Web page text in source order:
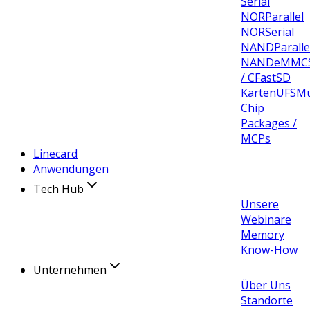
NORParallel
NORSerial
NAND
NANDeMMC
/ CFastSD
KartenUFS
Chip
Packages /
MCPs
Linecard
Anwendungen
Tech Hub
Unsere
Webinare
Memory
Know-How
Unternehmen
Über Uns
Standorte